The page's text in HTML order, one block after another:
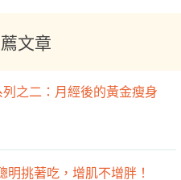
文章
之二：月經後的黃金瘦身
挑著吃，增肌不增胖！